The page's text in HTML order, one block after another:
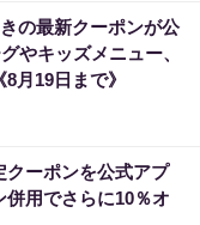
の最新クーポンが公
やキッズメニュー、
月19日まで》
クーポンを公式アプ
併用でさらに10％オ